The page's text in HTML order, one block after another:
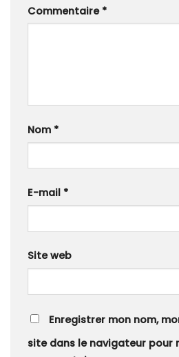
Commentaire *
Nom *
E-mail *
Site web
Enregistrer mon nom,
site dans le navigateur pour